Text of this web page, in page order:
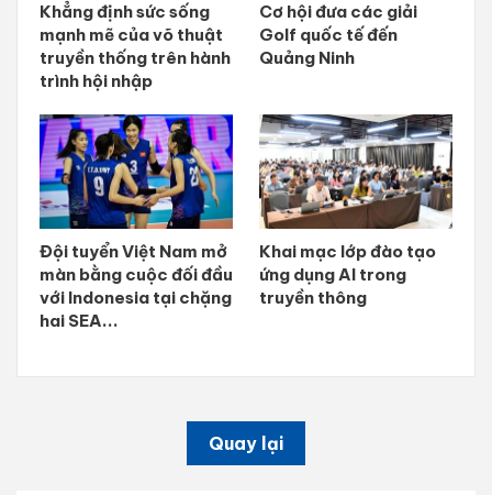
Khẳng định sức sống
mạnh mẽ của võ thuật
truyền thống trên hành
trình hội nhập
Cơ hội đưa các giải
Golf quốc tế đến
Quảng Ninh
Đội tuyển Việt Nam mở
màn bằng cuộc đối đầu
với Indonesia tại chặng
hai SEA...
Khai mạc lớp đào tạo
ứng dụng AI trong
truyền thông
Quay lại